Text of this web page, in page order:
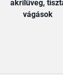
akrilüveg,
vágások